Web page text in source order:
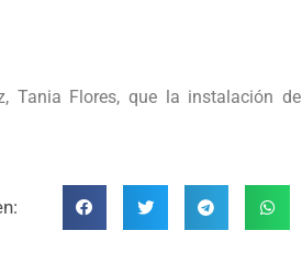
Tania Flores, que la instalación de